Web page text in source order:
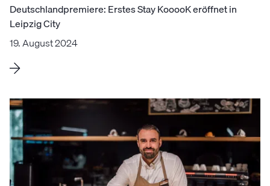
Deutschlandpremiere: Erstes Stay KooooK eröffnet in
Leipzig City
19. August 2024